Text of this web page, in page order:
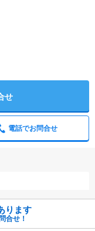
せ
電話でお問合せ
ります
合せ！